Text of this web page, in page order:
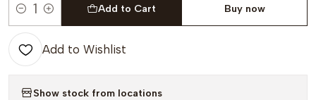
Quantity
Add to Cart Buy now
Add to Wishlist
Show stock from locations